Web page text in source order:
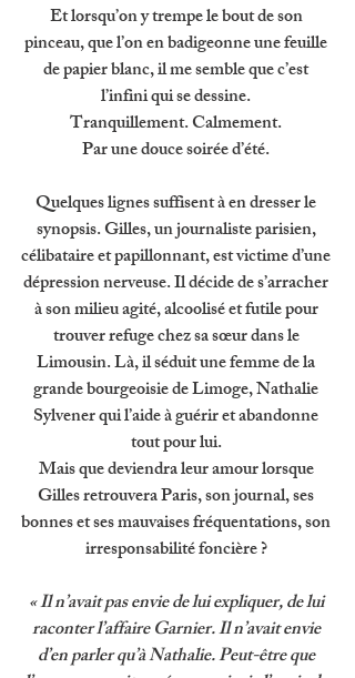
Et lorsqu’on y trempe le bout de son
pinceau, que l’on en badigeonne une feuille
de papier blanc, il me semble que c’est
l’infini qui se dessine.
Tranquillement. Calmement.
Par une douce soirée d’été.
Quelques lignes suffisent à en dresser le
synopsis. Gilles, un journaliste parisien,
célibataire et papillonnant, est victime d’une
dépression nerveuse. Il décide de s’arracher
à son milieu agité, alcoolisé et futile pour
trouver refuge chez sa sœur dans le
Limousin. Là, il séduit une femme de la
grande bourgeoisie de Limoge, Nathalie
Sylvener qui l’aide à guérir et abandonne
tout pour lui.
Mais que deviendra leur amour lorsque
Gilles retrouvera Paris, son journal, ses
bonnes et ses mauvaises fréquentations, son
irresponsabilité foncière ?
« Il n’avait pas envie de lui expliquer, de lui
raconter l’affaire Garnier. Il n’avait envie
d’en parler qu’à Nathalie. Peut-être que